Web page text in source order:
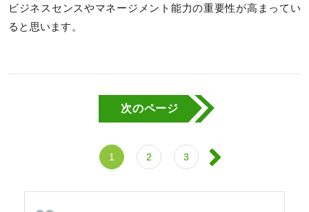
ビジネスセンスやマネージメント能力の重要性が高まってい
ると思います。
次のページ
1 2 3